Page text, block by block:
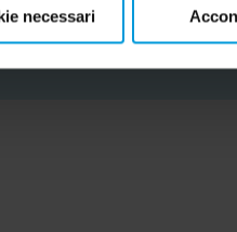
necessari